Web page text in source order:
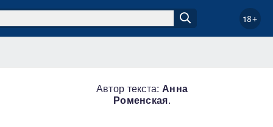
18+
Автор текста: Анна
Роменская.